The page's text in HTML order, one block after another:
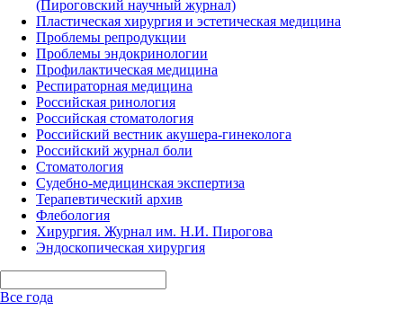
(Пироговский научный журнал)
Пластическая хирургия и эстетическая медицина
Проблемы репродукции
Проблемы эндокринологии
Профилактическая медицина
Респираторная медицина
Российская ринология
Российская стоматология
Российский вестник акушера-гинеколога
Российский журнал боли
Стоматология
Судебно-медицинская экспертиза
Терапевтический архив
Флебология
Хирургия. Журнал им. Н.И. Пирогова
Эндоскопическая хирургия
Все года